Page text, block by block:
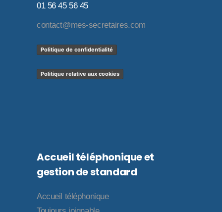
01 56 45 56 45
contact@mes-secretaires.com
Politique de confidentialité
Politique relative aux cookies
Accueil téléphonique et
gestion de standard
Accueil téléphonique